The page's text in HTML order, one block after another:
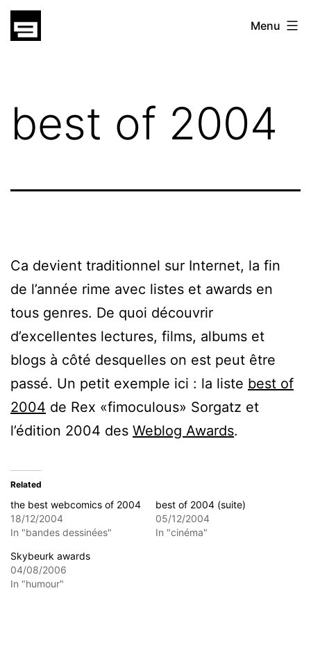
Skip
gatsu
Menu
best of 2004
Ca devient traditionnel sur Internet, la fin
de l’année rime avec listes et awards en
tous genres. De quoi découvrir
d’excellentes lectures, films, albums et
blogs à côté desquelles on est peut être
passé. Un petit exemple ici : la liste best of
2004 de Rex «fimoculous» Sorgatz et
l’édition 2004 des Weblog Awards.
Related
the best webcomics of 2004
18/12/2004
In "bandes dessinées"
best of 2004 (suite)
05/12/2004
In "cinéma"
Skybeurk awards
04/08/2006
In "humour"